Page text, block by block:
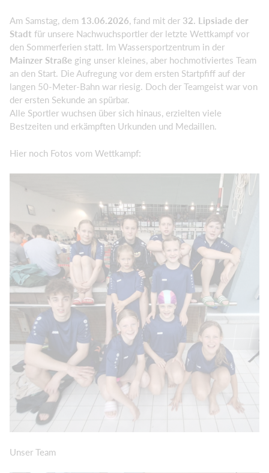
Am Samstag, dem 13.06.2026, fand mit der 32. Lipsiade der
Stadt für unsere Nachwuchsportler der letzte Wettkampf vor
den Sommerferien statt. Im Wassersportzentrum in der
Mainzer Straße ging unser kleines, aber hochmotiviertes Team
an den Start. Die Aufregung vor dem ersten Startpfiff auf der
langen 50-Meter-Bahn war riesig. Doch der Teamgeist war von
der ersten Sekunde an spürbar.
Alle Sportler wuchsen über sich hinaus, erzielten viele
Bestzeiten und erkämpften Urkunden und Medaillen.
Hier noch Fotos vom Wettkampf:
Unser Team